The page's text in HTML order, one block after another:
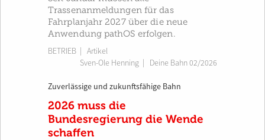
Trassenanmeldungen für das
Fahrplanjahr 2027 über die neue
Anwendung pathOS erfolgen.
BETRIEB | Artikel
Sven-Ole Henning
Deine Bahn 02/2026
Zuverlässige und zukunftsfähige Bahn
2026 muss die
Bundesregierung die Wende
schaffen